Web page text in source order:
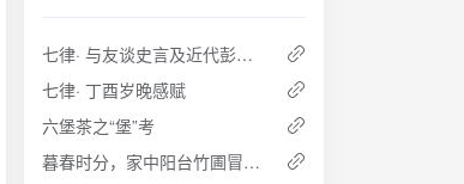
七律· 与友谈史言及近代彭德怀刚猛直言乃唯一者也深夜读史掩卷感赋
七律· 丁酉岁晚感赋
六堡茶之“堡”考
暮春时分，家中阳台竹圃冒十余竹笋，竹影依依，兴而以小曲咏之